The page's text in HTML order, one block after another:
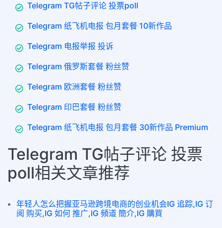
Telegram TG帖子评论 投票poll
Telegram 纸飞机电报 包月套餐 10新作品
Telegram 电报举报 投诉
Telegram 俄罗斯套餐 粉丝赞
Telegram 欧洲套餐 粉丝赞
Telegram 印巴套餐 粉丝赞
Telegram 纸飞机电报 包月套餐 30新作品 Premium
Telegram TG帖子评论 投票
poll相关文章推荐
年轻人怎么把握亚马逊跨境电商的创业机会IG 追踪,IG 订
阅 购买,IG 如何 推广,IG 頻道 簡介,IG 購買